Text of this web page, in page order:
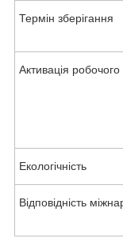
Термін зберігання
Активація робочого
Екологічність
Відповідність